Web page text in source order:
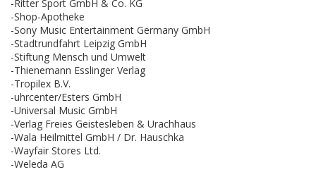
-Ritter Sport GmbH & Co. KG
-Shop-Apotheke
-Sony Music Entertainment Germany GmbH
-Stadtrundfahrt Leipzig GmbH
-Stiftung Mensch und Umwelt
-Thienemann Esslinger Verlag
-Tropilex B.V.
-uhrcenter/Esters GmbH
-Universal Music GmbH
-Verlag Freies Geistesleben & Urachhaus
-Wala Heilmittel GmbH / Dr. Hauschka
-Wayfair Stores Ltd.
-Weleda AG